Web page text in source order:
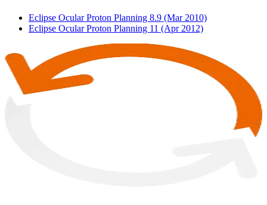
Eclipse Ocular Proton Planning 8.9 (Mar 2010)
Eclipse Ocular Proton Planning 11 (Apr 2012)